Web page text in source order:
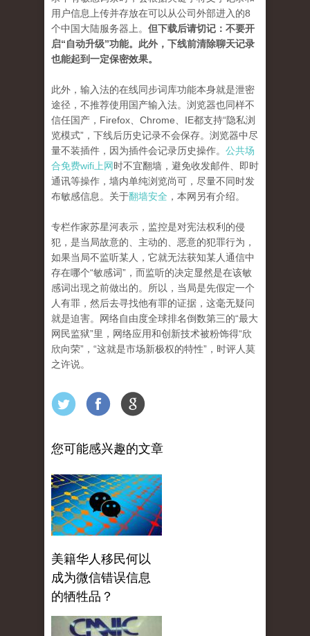
用户信息上传并存放在可以从公司外部进入的8
个中国大陆服务器上。 但下载后请切记：不要开
启“自动升级”功能。此外，下线前清除聊天记录
也能起到一定保密效果。
此外，输入法的在线同步词库功能本身就是泄密
途径，不推荐使用国产输入法。浏览器也同样不
信任国产，Firefox、Chrome、IE都支持“隐私浏
览模式”，下线后历史记录不会保存。浏览器中尽
量不装插件，因为插件会记录历史操作。 公共场
合免费wifi上网时不宜翻墙，避免收发邮件、即时
通讯等操作，墙内单纯浏览尚可，尽量不同时发
布敏感信息。关于翻墙安全 ，本网另有介绍。
专栏作家苏星河表示，监控是对宪法权利的侵
犯，是当局故意的、主动的、恶意的犯罪行为，
如果当局不监听某人，它就无法获知某人通信中
存在哪个“敏感词”，而监听的决定显然是在该敏
感词出现之前做出的。所以，当局是先假定一个
人有罪，然后去寻找他有罪的证据，这毫无疑问
就是迫害。网络自由度全球排名倒数第三的“最大
网民监狱”里，网络应用和创新技术被粉饰得“欣
欣向荣”，“这就是市场新极权的特性”，时评人莫
之许说。
您可能感兴趣的文章
美籍华人移民何以
成为微信错误信息
的牺牲品？